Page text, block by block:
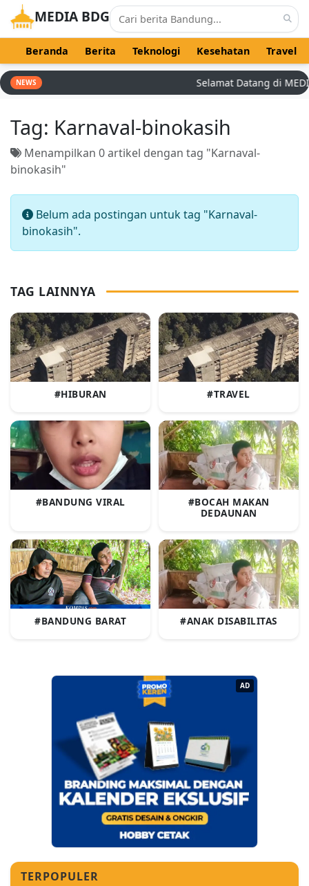
MEDIA BDG
Beranda Berita Teknologi Kesehatan Travel
NEWS Selamat Datang di
Tag: Karnaval-binokasih
Menampilkan 0 artikel dengan tag "Karnaval-
binokasih"
Belum ada postingan untuk tag "Karnaval-
binokasih".
TAG LAINNYA
#HIBURAN #TRAVEL
#BANDUNG VIRAL
#BOCAH MAKAN
DEDAUNAN
#BANDUNG BARAT #ANAK DISABILITAS
AD
TERPOPULER